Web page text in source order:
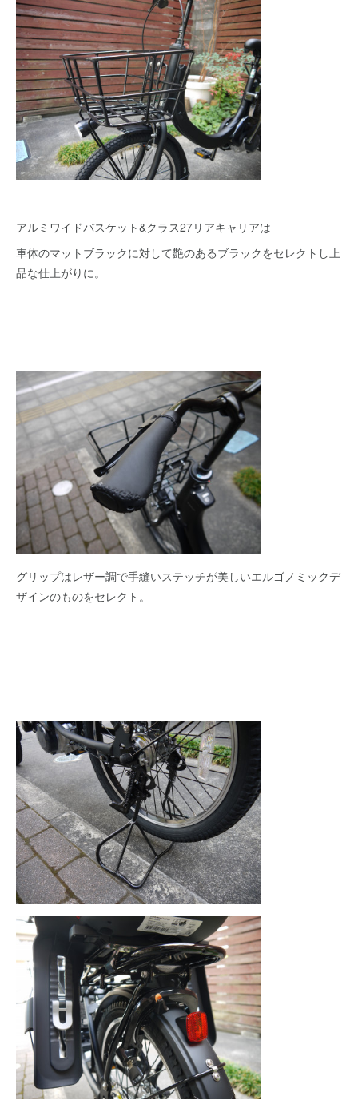
アルミワイドバスケット&クラス27リアキャリアは
車体のマットブラックに対して艶のあるブラックをセレクトし上
品な仕上がりに。
グリップはレザー調で手縫いステッチが美しいエルゴノミックデ
ザインのものをセレクト。